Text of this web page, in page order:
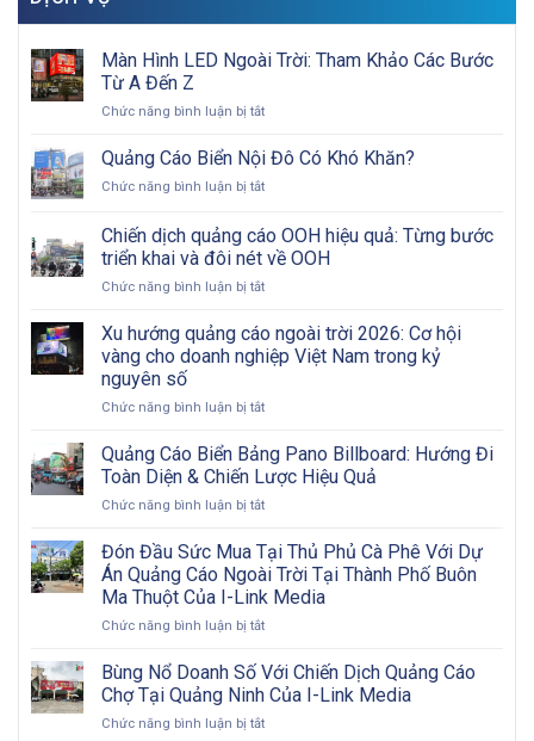
Màn Hình LED Ngoài Trời: Tham Khảo Các Bước
Từ A Đến Z
Chức năng bình luận bị tắtở
Hình
Ngoài
Tham
Khảo
Bước
A
Đến
Quảng Cáo Biển Nội Đô Có Khó Khăn?
Chức năng bình luận bị tắtở
Cáo
Biển
Nội
Đô
Khó
Khăn?
Chiến dịch quảng cáo OOH hiệu quả: Từng bước
triển khai và đôi nét về OOH
Chức năng bình luận bị tắtở
dịch
quảng
cáo
hiệu
Từng
bước
triển
khai
đôi
nét
về
Xu hướng quảng cáo ngoài trời 2026: Cơ hội
vàng cho doanh nghiệp Việt Nam trong kỷ
nguyên số
Chức năng bình luận bị tắtở
hướng
quảng
cáo
ngoài
2026:
Cơ
hội
cho
nghiệp
Việt
trong
Quảng Cáo Biển Bảng Pano Billboard: Hướng Đi
Toàn Diện & Chiến Lược Hiệu Quả
Chức năng bình luận bị tắtở
Cáo
Biển
Bảng
Pano
Billboard:
Đi
Toàn
&
Đón Đầu Sức Mua Tại Thủ Phủ Cà Phê Với Dự
Án Quảng Cáo Ngoài Trời Tại Thành Phố Buôn
Ma Thuột Của I-Link Media
Chức năng bình luận bị tắtở
Đầu
Sức
Mua
Tại
Bùng Nổ Doanh Số Với Chiến Dịch Quảng Cáo
Chợ Tại Quảng Ninh Của I-Link Media
Chức năng bình luận bị tắtở